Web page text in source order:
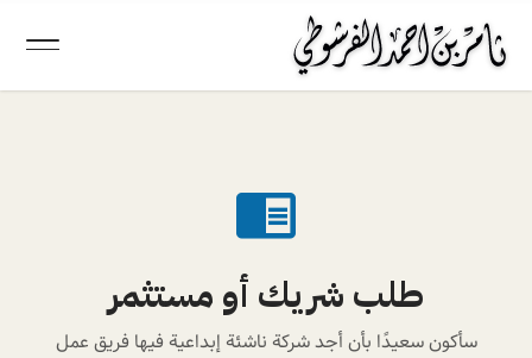

طلب شريك أو مستثمر
سأكون سعيدًا بأن أجد شركة ناشئة إبداعية فيها فريق عمل